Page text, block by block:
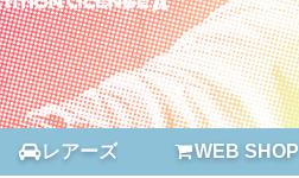
レアーズ WEB SHOP